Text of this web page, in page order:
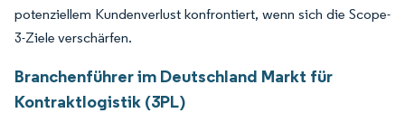
potenziellem Kundenverlust konfrontiert, wenn sich die Scope-
3-Ziele verschärfen.
Branchenführer im Deutschland Markt für
Kontraktlogistik (3PL)